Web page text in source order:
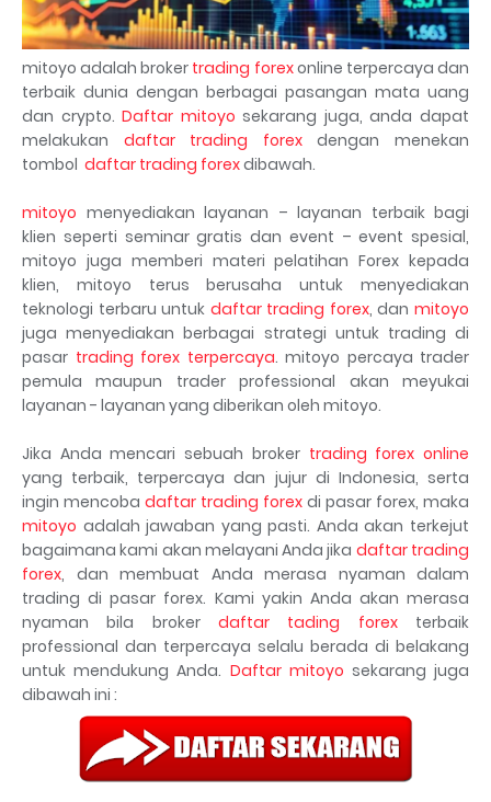
mitoyo adalah broker trading forexonline terpercaya dan
terbaik dunia dengan berbagai pasangan mata uang
dan crypto.Daftar mitoyo sekarang juga, anda dapat
melakukan daftar trading forexdengan menekan
tombol daftar trading forexdibawah.
mitoyo menyediakan layanan – layanan terbaik bagi
klien seperti seminar gratis dan event – event spesial,
mitoyo juga memberi materi pelatihan Forex kepada
klien, mitoyo terus berusaha untuk menyediakan
teknologi terbaru untuk daftar trading forex, danmitoyo
juga menyediakan berbagai strategi untuk trading di
pasar trading forex terpercaya. mitoyo percaya trader
pemula maupun trader professional akan meyukai
layanan - layanan yang diberikan oleh mitoyo.
Jika Anda mencari sebuah broker trading forex online
yang terbaik, terpercaya dan jujur di Indonesia, serta
ingin mencoba daftar trading forex di pasar forex, maka
mitoyo adalah jawaban yang pasti. Anda akan terkejut
bagaimana kami akan melayani Anda jika daftar trading
forex, dan membuat Anda merasa nyaman dalam
trading di pasar forex. Kami yakin Anda akan merasa
nyaman bila broker daftar tading forexterbaik
professional dan terpercaya selalu berada di belakang
untuk mendukung Anda. Daftar mitoyo sekarang juga
dibawah ini :